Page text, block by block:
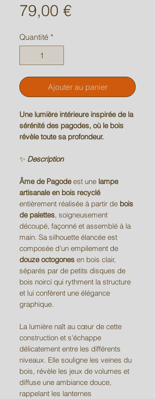
79,00 €
Quantité *
Ajouter au panier
Une lumière intérieure inspirée de la
sérénité des pagodes, où le bois
révèle toute sa profondeur.
✨ Description
Âme de Pagodeest une lampe
artisanale en bois recyclé
entièrement réalisée à partir de bois
de palettes, soigneusement
découpé, façonné et assemblé à la
main. Sa silhouette élancée est
composée d'un empilement de
douze octogones en bois clair,
séparés par de petits disques de
bois noirci qui rythment la structure
et lui confèrent une élégance
graphique.
La lumière naît au cœur de cette
construction et s'échappe
délicatement entre les différents
niveaux. Elle souligne les veines du
bois, révèle les jeux de volumes et
diffuse une ambiance douce,
rappelant les lanternes